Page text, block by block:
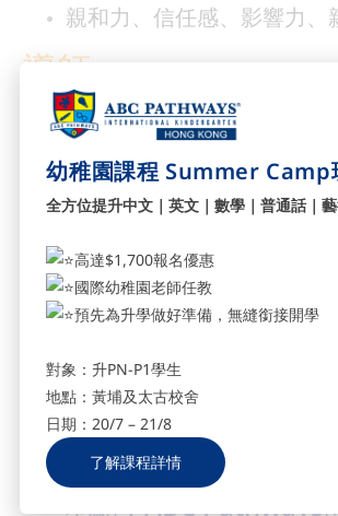
親和力、信任感、影響力、
導師
劉丹心老師, 美國NLP大學全
結盟導師/大師級
Mrs Bally Wong, NLP認可
! 首60名費用全免 (
日期：11月30日 (五)
6日 (四) 太古
時間：7:00-9:00pm
地點：ABC Pathways
幼稚園課程 Summer Camp
全方位提升中文｜英文｜數學｜普通話｜
高達$1,700報名優惠
國際幼稚園老師任教
預先為升學做好準備，無縫銜接開學
對象：升PN-P1學生
地點：黃埔及太古校舍
日期：20/7 – 21/8
了解課程詳情